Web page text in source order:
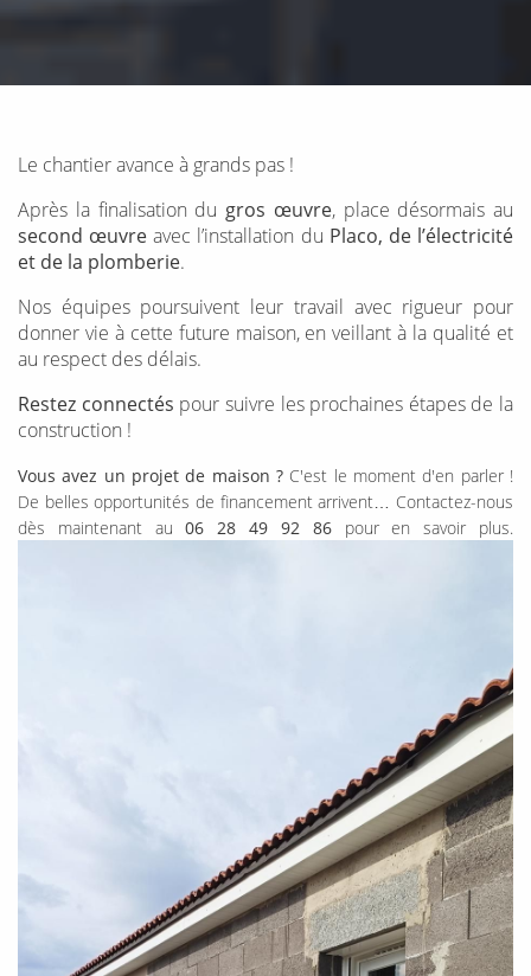
Le chantier avance à grands pas !
Après la finalisation du gros œuvre, place désormais au
second œuvre avec l’installation du Placo, de l’électricité
et de la plomberie.
Nos équipes poursuivent leur travail avec rigueur pour
donner vie à cette future maison, en veillant à la qualité et
au respect des délais.
Restez connectés pour suivre les prochaines étapes de la
construction !
Vous avez un projet de maison ? C'est le moment d'en parler !
De belles opportunités de financement arrivent… Contactez-nous
dès maintenant au06 28 49 92 86pour en savoir plus.